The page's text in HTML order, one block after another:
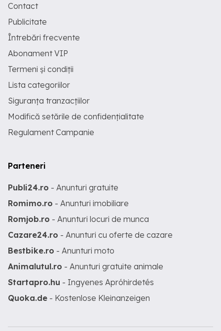
Contact
Publicitate
Întrebări frecvente
Abonament VIP
Termeni și condiții
Lista categoriilor
Siguranța tranzacțiilor
Modifică setările de confidențialitate
Regulament Campanie
Parteneri
Publi24.ro - Anunturi gratuite
Romimo.ro - Anunturi imobiliare
Romjob.ro - Anunturi locuri de munca
Cazare24.ro - Anunturi cu oferte de cazare
Bestbike.ro - Anunturi moto
Animalutul.ro - Anunturi gratuite animale
Startapro.hu - Ingyenes Apróhirdetés
Quoka.de - Kostenlose Kleinanzeigen